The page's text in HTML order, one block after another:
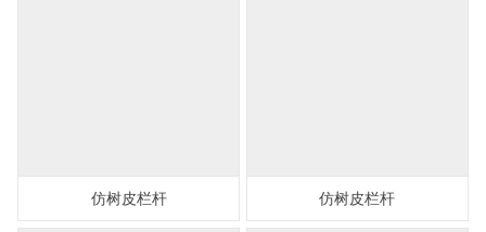
仿树皮栏杆 仿树皮栏杆